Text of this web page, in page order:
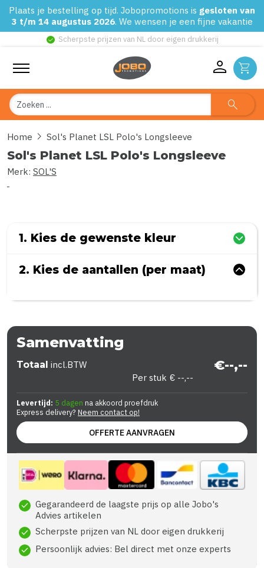
Plaats je bestelling op tijd. Jobopromotions is gesloten van
3 t/m 14 augustus 2026. We wensen je een fijne vakantie
check_circle Scherpste prijzen van NL door eigen drukkerij
person shopping_cart
Zoeken search
Home chevron_right Sol's Planet LSL Polo's Longsleeve
Sol's Planet LSL Polo's Longsleeve
Merk: SOL'S
1. Kies de gewenste kleur
2. Kies de aantallen (per maat)
Samenvatting
Totaal incl.BTW €--,--
Per stuk € --,--
Levertijd: 5 dagen na akkoord proefdruk
Express delivery? Neem contact op!
OFFERTE AANVRAGEN
check Gegarandeerd de laagste prijs op alle Jobo's
Advies artikelen
check Scherpste prijzen van NL door eigen drukkerij
check Persoonlijk advies: Bel direct met onze experts